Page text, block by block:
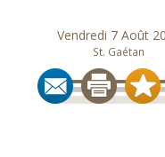
Vendredi 7 Août
St. Gaétan